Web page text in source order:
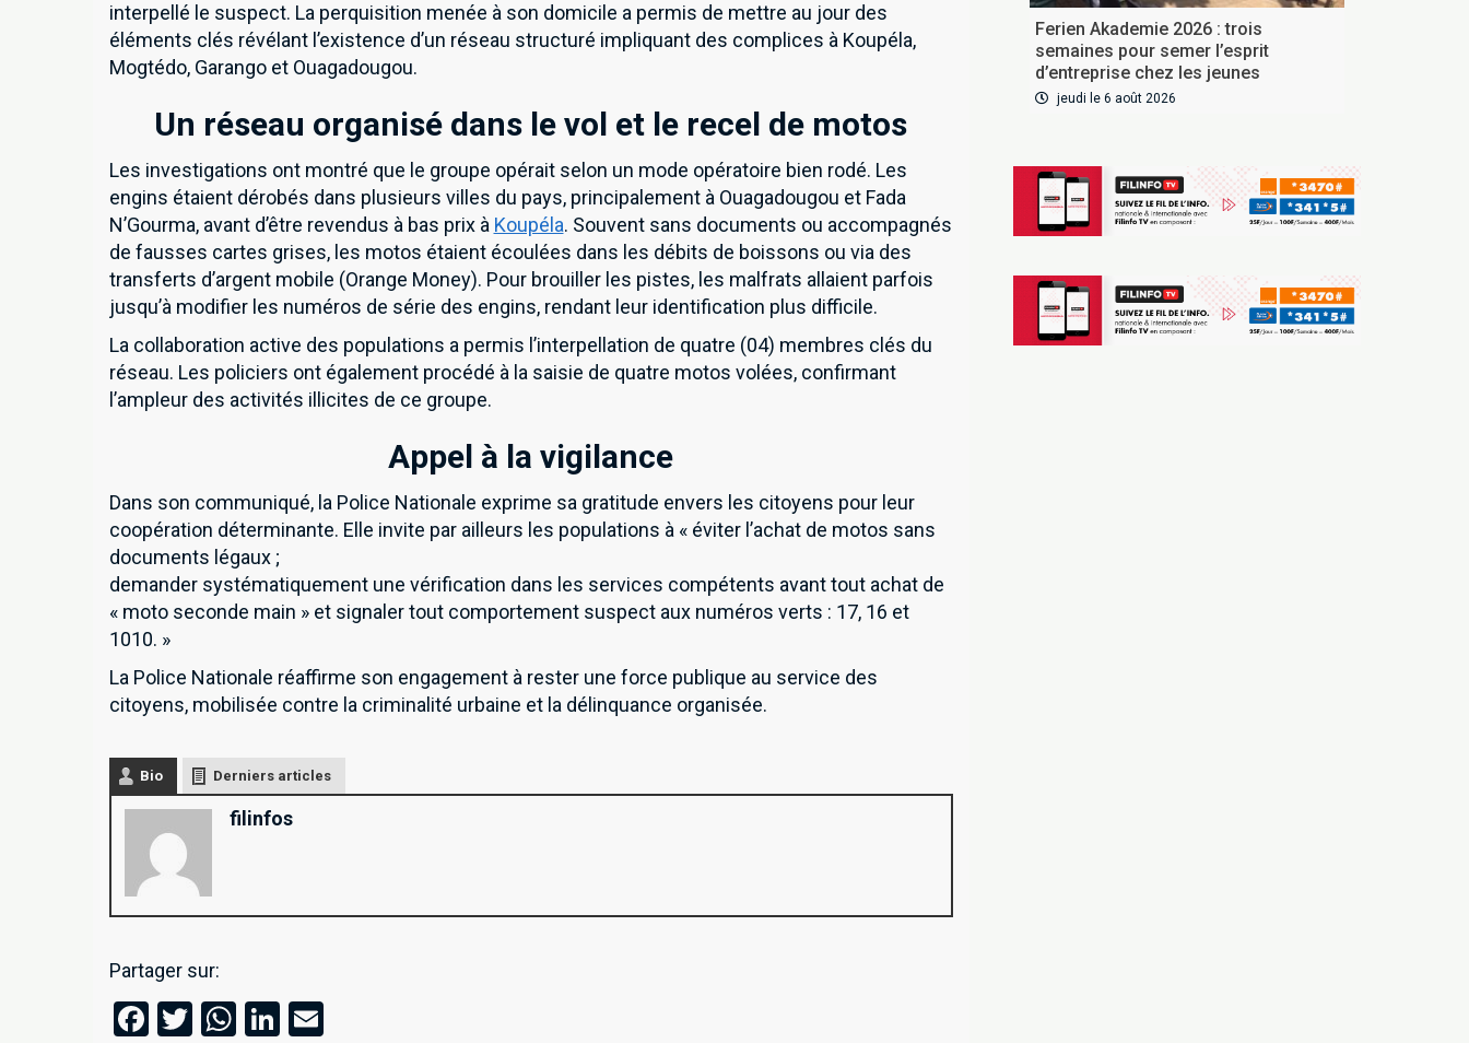
interpellé le suspect. La perquisition menée à son domicile a permis de mettre au jour des
éléments clés révélant l’existence d’un réseau structuré impliquant des complices à Koupéla,
Mogtédo, Garango et Ouagadougou.
Un réseau organisé dans le vol et le recel de motos
Les investigations ont montré que le groupe opérait selon un mode opératoire bien rodé. Les
engins étaient dérobés dans plusieurs villes du pays, principalement à Ouagadougou et Fada
N’Gourma, avant d’être revendus à bas prix à Koupéla. Souvent sans documents ou accompagnés
de fausses cartes grises, les motos étaient écoulées dans les débits de boissons ou via des
transferts d’argent mobile (Orange Money). Pour brouiller les pistes, les malfrats allaient parfois
jusqu’à modifier les numéros de série des engins, rendant leur identification plus difficile.
La collaboration active des populations a permis l’interpellation de quatre (04) membres clés du
réseau. Les policiers ont également procédé à la saisie de quatre motos volées, confirmant
l’ampleur des activités illicites de ce groupe.
Appel à la vigilance
Dans son communiqué, la Police Nationale exprime sa gratitude envers les citoyens pour leur
coopération déterminante. Elle invite par ailleurs les populations à « éviter l’achat de motos sans
documents légaux ;
demander systématiquement une vérification dans les services compétents avant tout achat de
« moto seconde main » et signaler tout comportement suspect aux numéros verts : 17, 16 et
1010. »
La Police Nationale réaffirme son engagement à rester une force publique au service des
citoyens, mobilisée contre la criminalité urbaine et la délinquance organisée.
Bio Derniers articles
filinfos
Partager sur:
Facebook
TwitterWhatsApp
LinkedIn
Ferien Akademie 2026 : trois
semaines pour semer l’esprit
d’entreprise chez les jeunes
jeudi le 6 août 2026
Inscrivez-vous à notre newsletter pour recevoir en premier nos informations exclusives